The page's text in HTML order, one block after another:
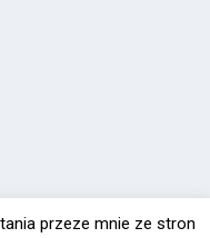
przeze mnie ze stron